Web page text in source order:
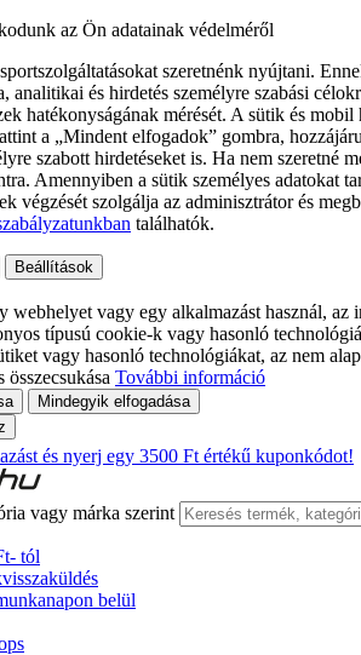
az Ön adatainak védelméről
szeretnénk nyújtani.
analitikai és hirdetés személyre szabási
hatékonyságának mérését. A sütik és
a „Mindent elfogadok” gombra,
szabott hirdetéseket is. Ha nem szeretné
Amennyiben a sütik személyes adatokat
végzését szolgálja az adminisztrátor és
találhatók.
Beállítások
webhelyet vagy egy alkalmazást használ,
típusú cookie-k vagy hasonló
vagy hasonló technológiákat, az nem
összecsukása További információ
Mindegyik elfogadása
és nyerj egy 3500 Ft értékű kuponkódot!
vagy márka szerint
tól
belül